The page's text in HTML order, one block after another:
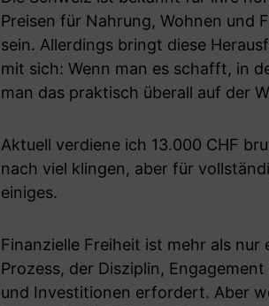
Preisen für Nahrung, Wohnen und
sein. Allerdings bringt diese
mit sich: Wenn man es schafft, in
man das praktisch überall auf der
Aktuell verdiene ich 13.000 CHF
nach viel klingen, aber für
einiges.
Finanzielle Freiheit ist mehr als nur
Prozess, der Disziplin,
und Investitionen erfordert. Aber